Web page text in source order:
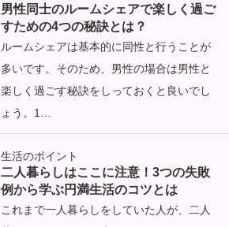
男性同士のルームシェアで楽しく過ご
すための4つの秘訣とは？
ルームシェアは基本的に同性と行うことが
多いです。そのため、男性の場合は男性と
楽しく過ごす秘訣をしっておくと良いでし
ょう。1…
生活のポイント
二人暮らしはここに注意！3つの失敗
例から学ぶ円満生活のコツとは
これまで一人暮らしをしていた人が、二人